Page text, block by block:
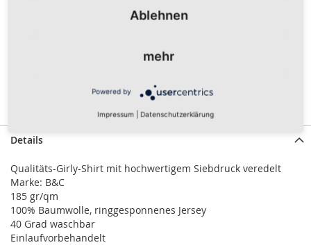
ZUR VERGLEICHSLISTE HINZUFÜGEN
Kuppenheim in gelb auf schwarzem Shirt und dem Schriftzug
Erhältlich in den Größen XS, S, M, L, XL, XXL und 3XL.
Gewünschte Größe bitte auswählen
Details
Qualitäts-Girly-Shirt mit hochwertigem Siebdruck veredelt
Marke: B&C
185 gr/qm
100% Baumwolle, ringgesponnenes Jersey
40 Grad waschbar
Einlaufvorbehandelt
Ablehnen
mehr
Powered by
Impressum Datenschutzerklärung